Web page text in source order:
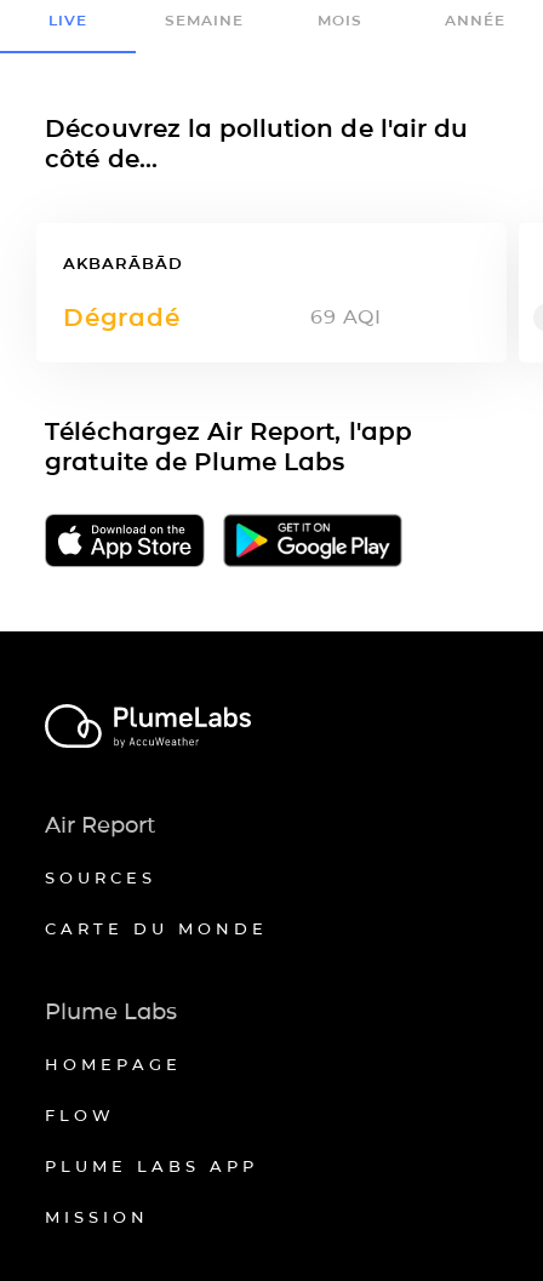
LIVE SEMAINE MOIS ANNÉE
Découvrez la pollution de l'air du
côté de...
AKBARĀBĀD
Dégradé 69 AQI
Téléchargez Air Report, l'app
gratuite de Plume Labs
Air Report
SOURCES
CARTE DU MONDE
Plume Labs
HOMEPAGE
FLOW
PLUME LABS APP
MISSION